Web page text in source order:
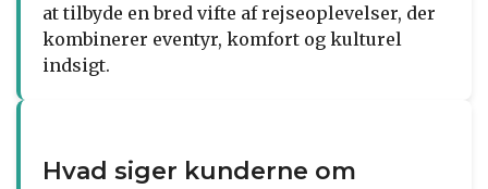
at tilbyde en bred vifte af rejseoplevelser, der
kombinerer eventyr, komfort og kulturel
indsigt.
Hvad siger kunderne om